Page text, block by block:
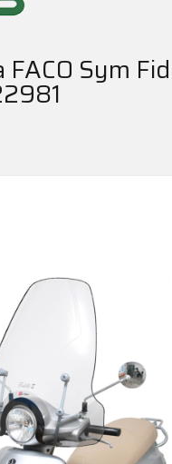
Sym